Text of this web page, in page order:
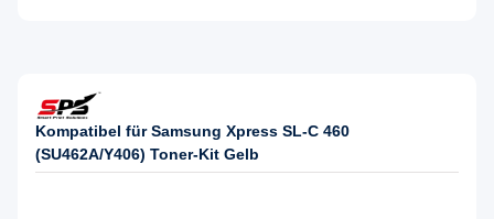
Kompatibel für Samsung Xpress SL-C 460
(SU462A/Y406) Toner-Kit Gelb